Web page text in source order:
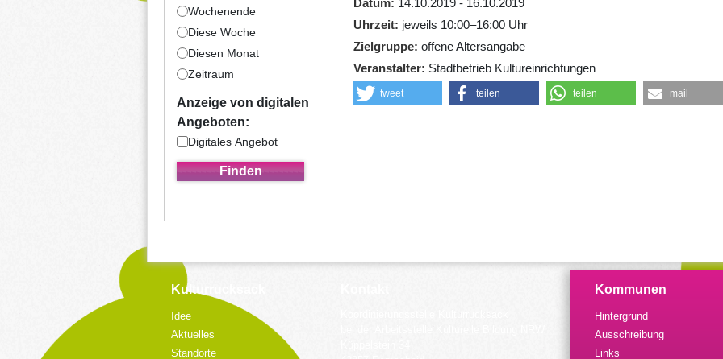
Wochenende
Diese Woche
Diesen Monat
Zeitraum
Anzeige von digitalen
Angeboten:
Digitales Angebot
Uhrzeit
jeweils 10:00–16:00 Uhr
Zielgruppe offene Altersangabe
Veranstalter
Stadtbetrieb Kultureinrichtungen
tweet teilen teilen mail
Kulturrucksack
Idee
Aktuelles
Standorte
Kommunen
Hintergrund
Ausschreibung
Links